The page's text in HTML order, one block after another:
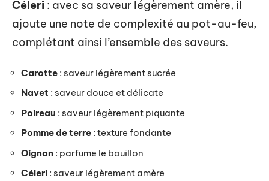
Céleri : avec sa saveur légèrement amère, il
ajoute une note de complexité au pot-au-feu,
complétant ainsi l’ensemble des saveurs.
Carotte : saveur légèrement sucrée
Navet : saveur douce et délicate
Poireau : saveur légèrement piquante
Pomme de terre : texture fondante
Oignon : parfume le bouillon
Céleri : saveur légèrement amère